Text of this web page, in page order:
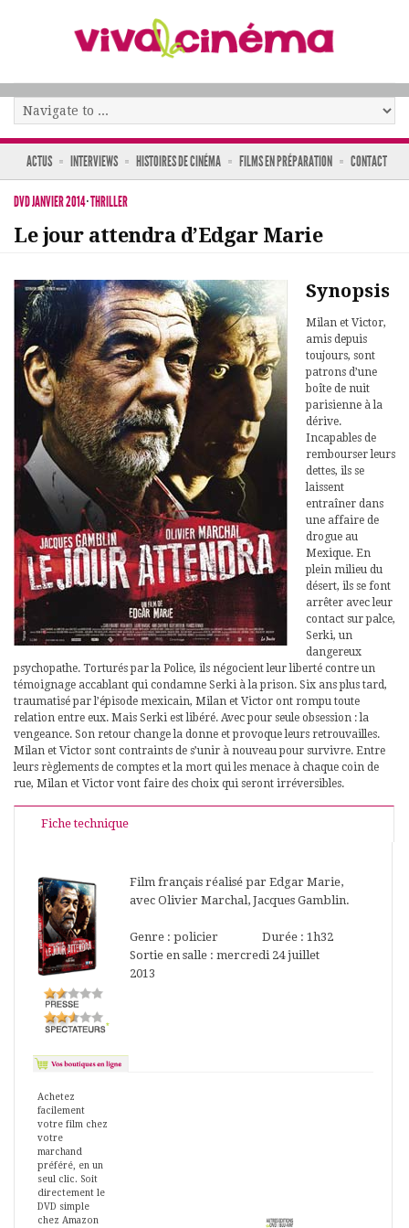
ACTUS INTERVIEWS HISTOIRES DE CINÉMA FILMS EN PRÉPARATION CONTACT
DVD JANVIER 2014·THRILLER
Le jour attendra d’Edgar Marie
Synopsis
Milan et Victor,
amis depuis
toujours, sont
patrons d’une
boîte de nuit
parisienne à la
dérive.
Incapables de
rembourser leurs
dettes, ils se
laissent
entraîner dans
une affaire de
drogue au
Mexique. En
plein milieu du
désert, ils se font
arrêter avec leur
contact sur palce,
Serki, un
dangereux
psychopathe. Torturés par la Police, ils négocient leur liberté contre un
témoignage accablant qui condamne Serki à la prison. Six ans plus tard,
traumatisé par l’épisode mexicain, Milan et Victor ont rompu toute
relation entre eux. Mais Serki est libéré. Avec pour seule obsession : la
vengeance. Son retour change la donne et provoque leurs retrouvailles.
Milan et Victor sont contraints de s’unir à nouveau pour survivre. Entre
leurs règlements de comptes et la mort qui les menace à chaque coin de
rue, Milan et Victor vont faire des choix qui seront irréversibles.
Fiche technique
Film français réalisé par Edgar Marie,
avec Olivier Marchal, Jacques Gamblin.
Genre : policier Durée : 1h32
Sortie en salle : mercredi 24 juillet
2013
Achetez
facilement
votre film chez
votre
marchand
préféré, en un
seul clic. Soit
directement le
DVD simple
chez Amazon